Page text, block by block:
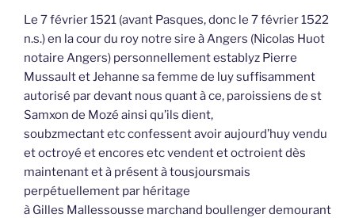
Le 7 février 1521 (avant Pasques, donc le 7 février 1522
n.s.) en la cour du roy notre sire à Angers (Nicolas Huot
notaire Angers) personnellement establyz Pierre
Mussault et Jehanne sa femme de luy suffisamment
autorisé par devant nous quant à ce, paroissiens de st
Samxon de Mozé ainsi qu’ils dient,
soubzmectant etc confessent avoir aujourd’huy vendu
et octroyé et encores etc vendent et octroient dès
maintenant et à présent à tousjoursmais
perpétuellement par héritage
à Gilles Mallessousse marchand boullenger demourant